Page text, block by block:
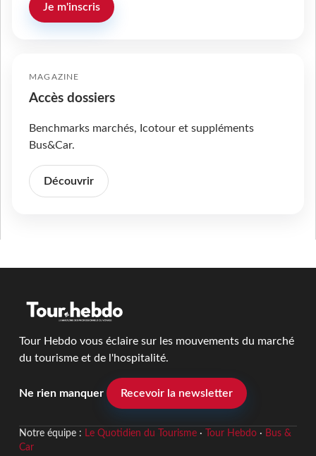
Je m'inscris
MAGAZINE
Accès dossiers
Benchmarks marchés, Icotour et suppléments
Bus&Car.
Découvrir
Tour Hebdo vous éclaire sur les mouvements du marché
du tourisme et de l'hospitalité.
Ne rien manquer Recevoir la newsletter
Notre équipe : Le Quotidien du Tourisme· Tour Hebdo· Bus &
Car